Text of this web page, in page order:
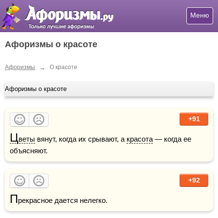
Меню
Афоризмы о красоте
Афоризмы → О красоте
Афоризмы о красоте
+91
Цветы вянут, когда их срывают, а красота — когда ее
объясняют.
+92
Прекрасное дается нелегко.